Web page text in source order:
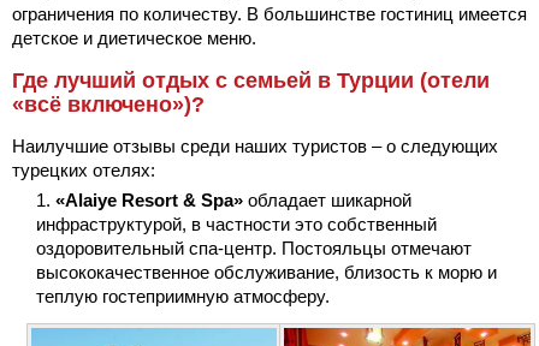
ограничения по количеству. В большинстве гостиниц имеется
детское и диетическое меню.
Где лучший отдых с семьей в Турции (отели
«всё включено»)?
Наилучшие отзывы среди наших туристов – о следующих
турецких отелях:
«Alaiye Resort & Spa» обладает шикарной
инфраструктурой, в частности это собственный
оздоровительный спа-центр. Постояльцы отмечают
высококачественное обслуживание, близость к морю и
теплую гостеприимную атмосферу.